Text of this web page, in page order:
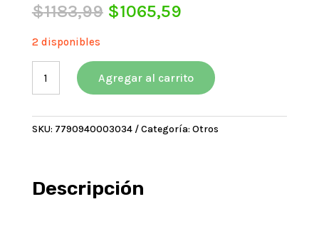
$1183,99 El
era:
$1183,99.
$1065,59El
es:
$1065,59.
2 disponibles
Doncella
algodón
70g
cantidad
Agregar al carrito
SKU: 7790940003034 Categoría: Otros
Descripción